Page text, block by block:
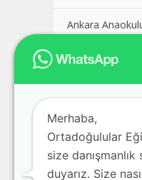
Ankara
Kolej Seçimi
Dershaneler,
Fiyatları
Pursaklar
Merhaba,
Ortadoğulular
size
duyarız. Size